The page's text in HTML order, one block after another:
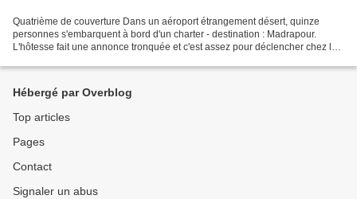
Quatrième de couverture Dans un aéroport étrangement désert, quinze
personnes s'embarquent à bord d'un charter - destination : Madrapour.
L'hôtesse fait une annonce tronquée et c'est assez pour déclencher chez les
Hébergé par Overblog
Top articles
Pages
Contact
Signaler un abus